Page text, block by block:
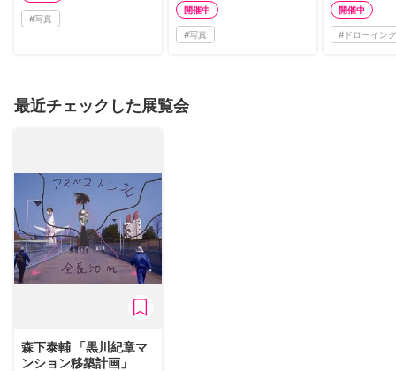
#写真
開催中
#写真
開催中
# ドローイング
最近チェックした展覧会
森下泰輔 「黒川紀章マ
ンション移築計画」